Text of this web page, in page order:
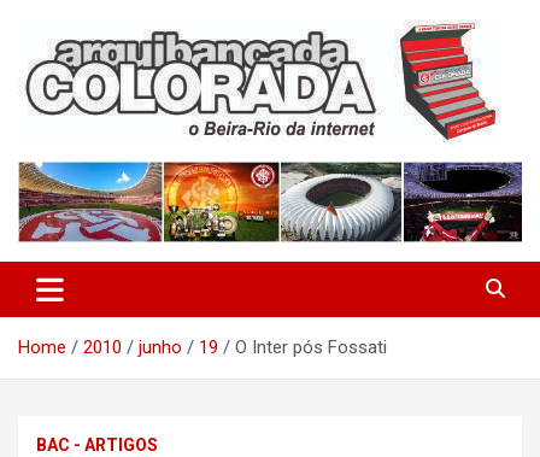
content
Arquibancada Colorada
Home 2010 junho 19 O Inter pós Fossati
BAC - ARTIGOS